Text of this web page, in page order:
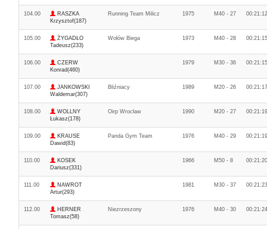
104.00
RASZKA
Krzysztof(187)
Running Team Milicz 1975 M40 - 27 00:21:12
105.00
ŻYGADŁO
Tadeusz(233)
Wołów Biega 1973 M40 - 28 00:21:15
106.00
CZERW
Konrad(460)
1979 M30 - 36 00:21:15
107.00
JANKOWSKI
Waldemar(307)
Bliźniacy 1989 M20 - 26 00:21:17
108.00
WOLLNY
Łukasz(178)
Oirp Wrocław 1990 M20 - 27 00:21:19
109.00
KRAUSE
Dawid(83)
Panda Gym Team 1976 M40 - 29 00:21:19
110.00
KOSEK
Dariusz(331)
1966 M50 - 8 00:21:20
111.00
NAWROT
Artur(293)
1981 M30 - 37 00:21:23
112.00
HERNER
Tomasz(58)
Niezrzeszony 1976 M40 - 30 00:21:24